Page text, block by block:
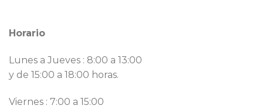
Horario
Lunes a Jueves : 8:00 a 13:00
y de 15:00 a 18:00 horas.
Viernes : 7:00 a 15:00